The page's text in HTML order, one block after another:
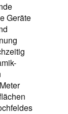
Geräte